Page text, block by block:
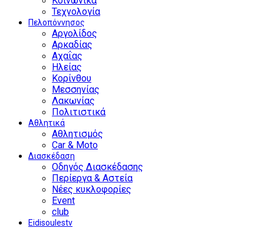
Τεχνολογία
Πελοπόννησος
Αργολίδος
Αρκαδίας
Αχαΐας
Ηλείας
Κορίνθου
Μεσσηνίας
Λακωνίας
Πολιτιστικά
Αθλητικά
Αθλητισμός
Car & Moto
Διασκέδαση
Οδηγός Διασκέδασης
Περίεργα & Αστεία
Νέες κυκλοφορίες
Event
club
Eidisoulestv